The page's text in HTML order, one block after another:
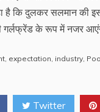
है कि दुलकर सलमान की
गर्लफ्रेंड के रूप में नजर
expectation industry
Twitter